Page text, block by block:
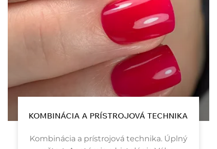
KOMBINÁCIA A PRÍSTROJOVÁ TECHNIKA
Kombinácia a prístrojová technika. Úplný